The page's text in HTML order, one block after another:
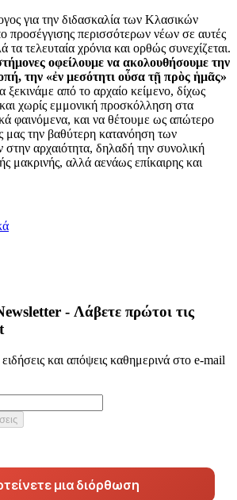
για την διδασκαλία των Κλασικών
προσέγγισης περισσότερων νέων σε αυτές
τα τελευταία χρόνια και ορθώς συνεχίζεται.
οφείλουμε να ακολουθήσουμε την
την «ἐν μεσότητι οὖσα τῇ πρὸς ἡμᾶς»
ξεκινάμε από το αρχαίο κείμενο, δίχως
χωρίς εμμονική προσκόλληση στα
φαινόμενα, και να θέτουμε ως απώτερο
μας την βαθύτερη κατανόηση των
αρχαιότητα, δηλαδή την συνολική
μακρινής, αλλά αενάως επίκαιρης και
- Λάβετε πρώτοι τις
και απόψεις καθημερινά στο e-mail
μια διόρθωση